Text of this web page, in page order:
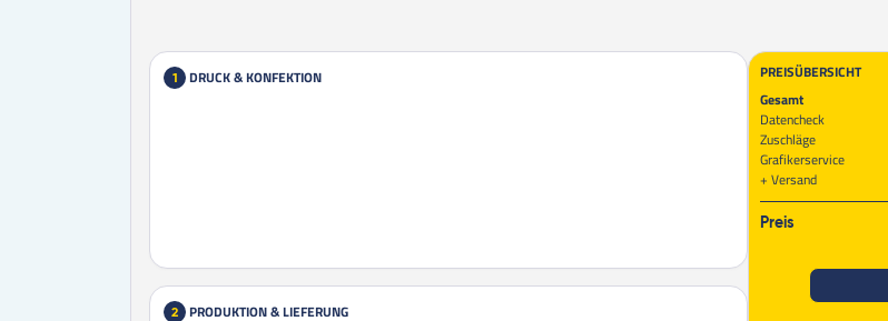
1 DRUCK & KONFEKTION
2 PRODUKTION & LIEFERUNG
PREISÜBERSICHT
Gesamt
Datencheck
Zuschläge
Grafikerservice
Versand
Preis